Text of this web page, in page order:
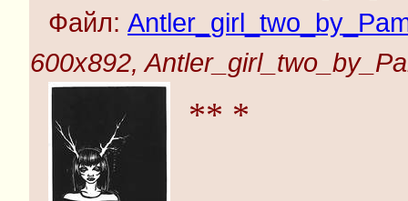
Файл:
600x892,
** *